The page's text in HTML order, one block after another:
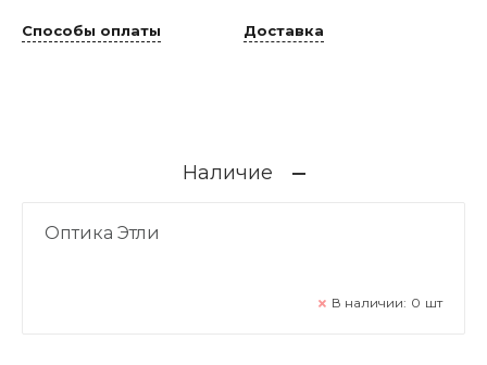
Способы оплаты Доставка
Наличие
Оптика Этли
В наличии: 0 шт